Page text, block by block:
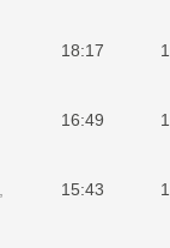
18:17
16:49
15:43